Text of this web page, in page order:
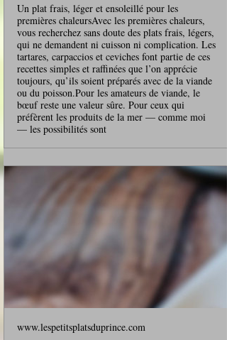
Un plat frais, léger et ensoleillé pour les
premières chaleursAvec les premières chaleurs,
vous recherchez sans doute des plats frais, légers,
qui ne demandent ni cuisson ni complication. Les
tartares, carpaccios et ceviches font partie de ces
recettes simples et raffinées que l’on apprécie
toujours, qu’ils soient préparés avec de la viande
ou du poisson.Pour les amateurs de viande, le
bœuf reste une valeur sûre. Pour ceux qui
préfèrent les produits de la mer — comme moi
— les possibilités sont
www.lespetitsplatsduprince.com